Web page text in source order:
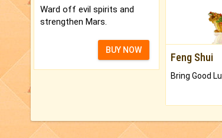
Ward off evil spirits and
strengthen Mars.
BUY NOW
Feng Shui